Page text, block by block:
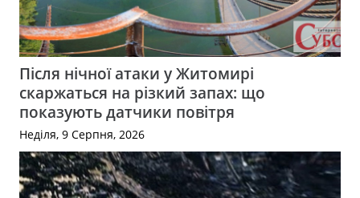
Після нічної атаки у Житомирі
скаржаться на різкий запах: що
показують датчики повітря
Неділя, 9 Серпня, 2026